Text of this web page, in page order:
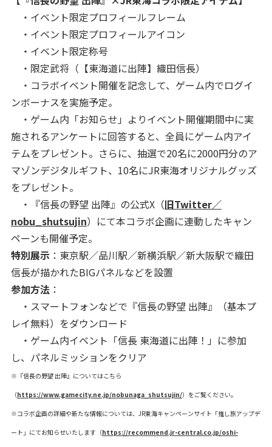
・イベント限定プロフィールフレーム
・イベント限定プロフィールアイコン
・イベント限定称号
・限定武将（【東海道に出陣】織田信長）
・コラボイベント開催を記念して、ゲーム内でログイ
ンボーナスを実施予定。
・ゲーム内「お知らせ」よりイベント開催期間中に実
施されるアンケートに回答すると、全員にゲーム内アイ
テムをプレゼント。さらに、抽選で20名に2000円分のア
マゾンデジタルギフト、10名にJR東海オリジナルグッズ
をプレゼント。
・『信長の野望 出陣』の公式X（旧Twitter／
nobu_shutsujin）にて本コラボ企画に連動したキャン
ペーンも開催予定。
特別展示：東京駅／品川駅／新横浜駅／新大阪駅で織田
信長が描かれたBIGパネルなどを設置
参加方法：
・スマートフォンなどで『信長の野望 出陣』（基本プ
レイ無料）をダウンロード
・ゲーム内イベント「信長 東海道に出陣！」に参加
し、パネルミッションをクリア
※『信長の野望 出陣』についてはこちら
（https://www.gamecity.ne.jp/nobunaga_shutsujin/）をご覧ください。
※コラボ企画の詳細や新たな情報については、JR東海キャンペーンサイト「推し旅アップデ
ート」にてお知らせいたします（https://recommend.jr-central.co.jp/oshi-